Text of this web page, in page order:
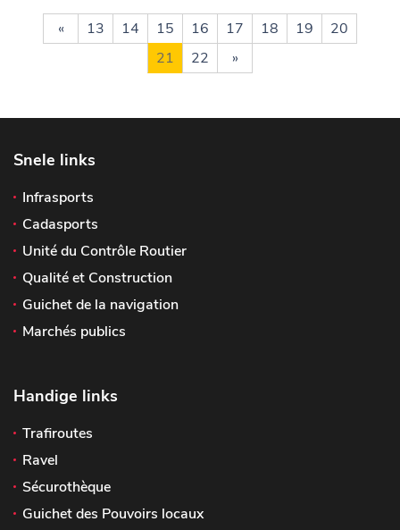
« 13 14 15 16 17 18 19
20
21
22 »
Snele links
Infrasports
Cadasports
Unité du Contrôle Routier
Qualité et Construction
Guichet de la navigation
Marchés publics
Handige links
Trafiroutes
Ravel
Sécurothèque
Guichet des Pouvoirs locaux